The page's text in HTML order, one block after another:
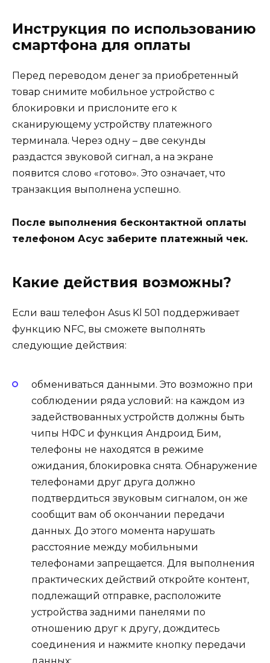
Инструкция по использованию
смартфона для оплаты
Перед переводом денег за приобретенный
товар снимите мобильное устройство с
блокировки и прислоните его к
сканирующему устройству платежного
терминала. Через одну – две секунды
раздастся звуковой сигнал, а на экране
появится слово «готово». Это означает, что
транзакция выполнена успешно.
После выполнения бесконтактной оплаты
телефоном Асус заберите платежный чек.
Какие действия возможны?
Если ваш телефон Asus Kl 501 поддерживает
функцию NFC, вы сможете выполнять
следующие действия:
обмениваться данными. Это возможно при
соблюдении ряда условий: на каждом из
задействованных устройств должны быть
чипы НФС и функция Андроид Бим,
телефоны не находятся в режиме
ожидания, блокировка снята. Обнаружение
телефонами друг друга должно
подтвердиться звуковым сигналом, он же
сообщит вам об окончании передачи
данных. До этого момента нарушать
расстояние между мобильными
телефонами запрещается. Для выполнения
практических действий откройте контент,
подлежащий отправке, расположите
устройства задними панелями по
отношению друг к другу, дождитесь
соединения и нажмите кнопку передачи